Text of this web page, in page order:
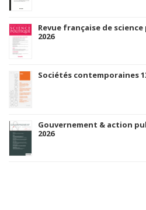
Revue française de
2026
Sociétés contemporaines
Gouvernement & action
2026